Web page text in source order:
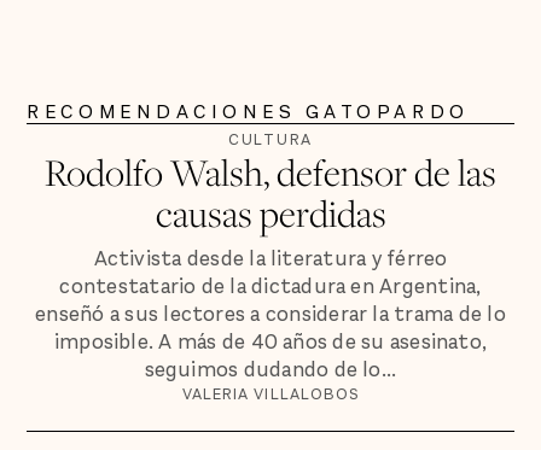
RECOMENDACIONES GATOPARDO
CULTURA
Rodolfo Walsh, defensor de las
causas perdidas
Activista desde la literatura y férreo
contestatario de la dictadura en Argentina,
enseñó a sus lectores a considerar la trama de lo
imposible. A más de 40 años de su asesinato,
seguimos dudando de lo...
VALERIA VILLALOBOS